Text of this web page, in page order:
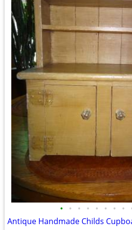
• • • • • • • •
Antique Handmade Childs